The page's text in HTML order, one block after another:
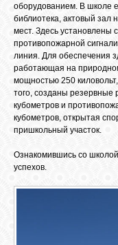
КОНТАКТЫ
ВХОД
оборудованием. В школе
библиотека, актовый зал
мест. Здесь установлены
противопожарной
линия. Для обеспечения
работающая на
мощностью 250
того, созданы
кубометров и
кубометров, открытая
пришкольный участок.
Ознакомившись со
успехов.